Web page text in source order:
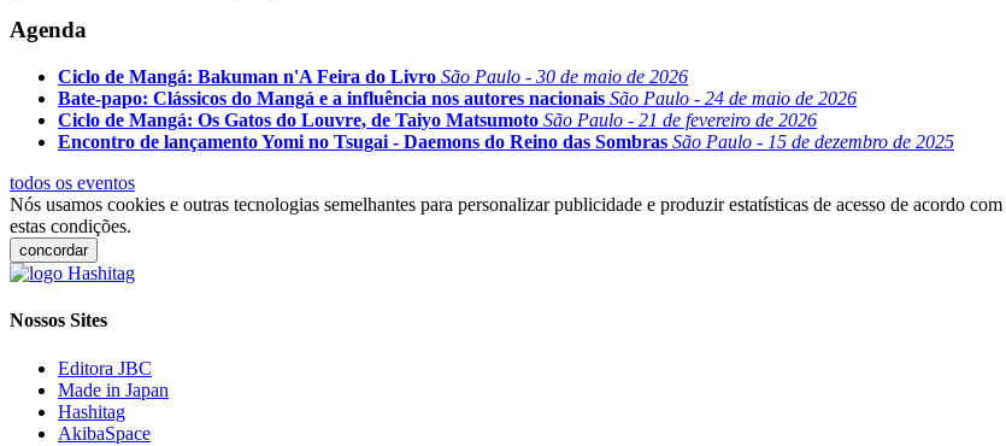
Agenda
Ciclo de Mangá: Bakuman n'A Feira do Livro São Paulo - 30 de maio de 2026
Bate-papo: Clássicos do Mangá e a influência nos autores nacionais São Paulo - 24 de maio de 2026
Ciclo de Mangá: Os Gatos do Louvre, de Taiyo Matsumoto São Paulo - 21 de fevereiro de 2026
Encontro de lançamento Yomi no Tsugai - Daemons do Reino das Sombras São Paulo - 15 de dezembro de 2025
todos os eventos
Nós usamos cookies e outras tecnologias semelhantes para personalizar publicidade e produzir estatísticas de acesso de acordo com
estas condições.
concordar
Nossos Sites
Editora JBC
Made in Japan
Hashitag
AkibaSpace